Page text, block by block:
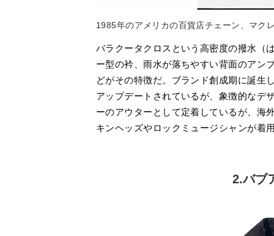
1985年のアメリカの百貨店チェーン、マク
バラクータクロスという高密度の撥水（
ー型の衿、雨水が落ちやすい背面のアン
どがその特徴だ。ブランド創成期に誕生
アップデートされているが、象徴的なデ
ーのアウターとして定着しているが、海
キンヘッズやロックミュージシャンが着
2.バブ